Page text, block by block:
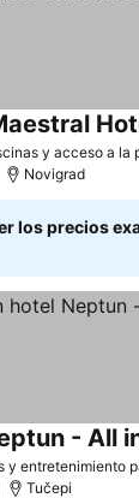
y acceso a la
Novigrad
los precios
y entretenimiento
- All
Tučepi